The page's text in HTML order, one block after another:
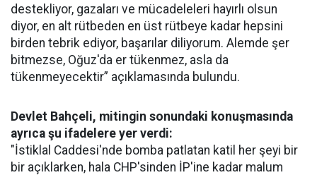
destekliyor, gazaları ve mücadeleleri hayırlı olsun
diyor, en alt rütbeden en üst rütbeye kadar hepsini
birden tebrik ediyor, başarılar diliyorum. Alemde şer
bitmezse, Oğuz'da er tükenmez, asla da
tükenmeyecektir” açıklamasında bulundu.
Devlet Bahçeli, mitingin sonundaki konuşmasında
ayrıca şu ifadelere yer verdi:
"İstiklal Caddesi'nde bomba patlatan katil her şeyi bir
bir açıklarken, hala CHP'sinden İP'ine kadar malum